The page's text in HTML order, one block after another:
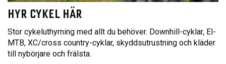
HYR CYKEL HÄR
Stor cykeluthyrning med allt du behöver. Downhill-cyklar, El-
MTB, XC/cross country-cyklar, skyddsutrustning och kläder
till nybörjare och frälsta.